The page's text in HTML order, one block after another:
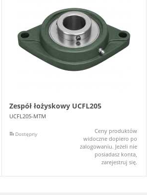
Zespół łożyskowy UCFL205
UCFL205-MTM
Dostępny
Ceny produktów
widoczne dopiero po
zalogowaniu. Jeżeli nie
posiadasz konta,
zarejestruj się.